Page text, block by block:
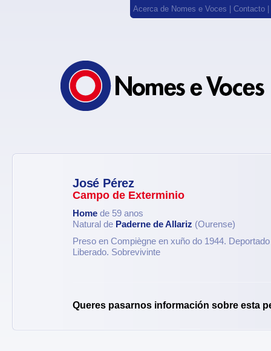
Acerca de Nomes e Voces Contacto
José Pérez
Campo de Exterminio
Home de 59 anos
Natural de Paderne de Allariz (Ourense)
Preso en Compiègne en xuño do 1944.
Liberado. Sobrevivinte
Queres pasarnos información sobre esta